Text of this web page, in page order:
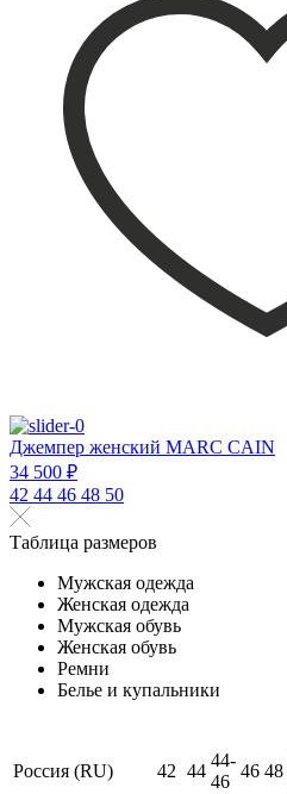
Джемпер женский MARC CAIN
34 500 ₽
42 44 46 48 50
Таблица размеров
Мужская одежда
Женская одежда
Мужская обувь
Женская обувь
Ремни
Белье и купальники
Россия (RU)
42 44
44-
46
46 48